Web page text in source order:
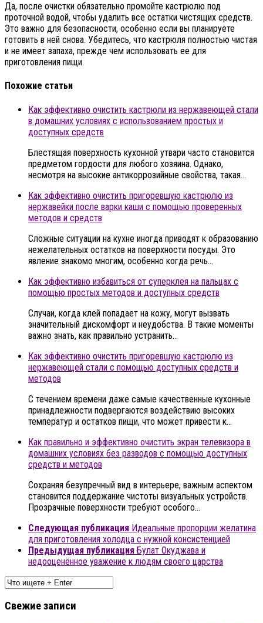
Да, после очистки обязательно промойте кастрюлю под
проточной водой, чтобы удалить все остатки чистящих средств.
Это важно для безопасности, особенно если вы планируете
готовить в ней снова. Убедитесь, что кастрюля полностью чистая
и не имеет запаха, прежде чем использовать ее для
приготовления пищи.
Похожие статьи
Как эффективно очистить кастрюли из нержавеющей стали
в домашних условиях с использованием простых и
доступных средств
Блестящая поверхность кухонной утвари часто становится
предметом гордости для любого хозяина. Однако,
несмотря на высокие антикоррозийные свойства, такая…
Как эффективно очистить пригоревшую кастрюлю из
нержавейки после варки каши с помощью проверенных
методов и средств
Сложные ситуации на кухне иногда приводят к образованию
нежелательных остатков на поверхности посуды. Это
явление знакомо многим, особенно когда речь…
Как эффективно избавиться от суперклея на пальцах с
помощью простых методов и доступных средств
Случаи, когда клей попадает на кожу, могут вызвать
значительный дискомфорт и неудобства. В такие моменты
важно знать, как правильно устранить…
Как эффективно очистить пригоревшую кастрюлю из
нержавеющей стали с помощью доступных средств и
методов
С течением времени даже самые качественные кухонные
принадлежности подвергаются воздействию высоких
температур и остатков пищи, что может привести к…
Как правильно и эффективно очистить экран телевизора в
домашних условиях без разводов с помощью доступных
средств и методов
Сохраняя безупречный вид в интерьере, важным аспектом
становится поддержание чистоты визуальных устройств.
Прозрачные поверхности требуют особого…
Следующая публикация Идеальные пропорции желатина
для приготовления холодца с нужной консистенцией
Предыдущая публикация Булат Окуджава и
недооценённое уважение к людям своего царства
Свежие записи